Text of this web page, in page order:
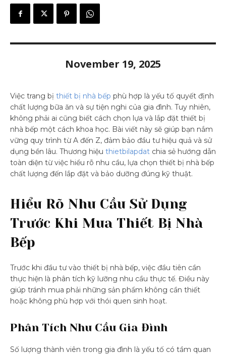
November 19, 2025
Việc trang bị thiết bị nhà bếp phù hợp là yếu tố quyết định
chất lượng bữa ăn và sự tiện nghi của gia đình. Tuy nhiên,
không phải ai cũng biết cách chọn lựa và lắp đặt thiết bị
nhà bếp một cách khoa học. Bài viết này sẽ giúp bạn nắm
vững quy trình từ A đến Z, đảm bảo đầu tư hiệu quả và sử
dụng bền lâu. Thương hiệu thietbilapdat chia sẻ hướng dẫn
toàn diện từ việc hiểu rõ nhu cầu, lựa chọn thiết bị nhà bếp
chất lượng đến lắp đặt và bảo dưỡng đúng kỹ thuật.
Hiểu Rõ Nhu Cầu Sử Dụng
Trước Khi Mua Thiết Bị Nhà
Bếp
Trước khi đầu tư vào thiết bị nhà bếp, việc đầu tiên cần
thực hiện là phân tích kỹ lưỡng nhu cầu thực tế. Điều này
giúp tránh mua phải những sản phẩm không cần thiết
hoặc không phù hợp với thói quen sinh hoạt.
Phân Tích Nhu Cầu Gia Đình
Số lượng thành viên trong gia đình là yếu tố có tầm quan